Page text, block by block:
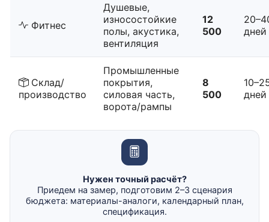
Фитнес
Душевые,
износостойкие
полы, акустика,
вентиляция
12
500
дней
Склад/
производство
Промышленные
покрытия,
силовая часть,
ворота/рампы
8
500
дней
Нужен точный расчёт?
Приедем на замер, подготовим 2–3 сценария
бюджета: материалы-аналоги, календарный план,
спецификация.